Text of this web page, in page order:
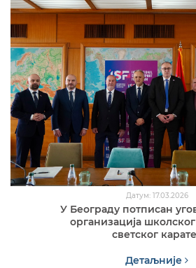
Датум: 17.03.2026
У Београду потписан
организација
светског
Детаљније